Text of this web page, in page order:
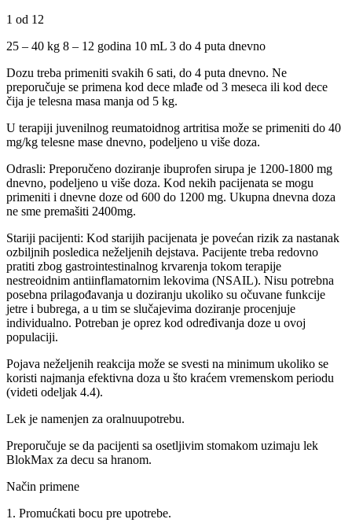
1 od 12
25 – 40 kg 8 – 12 godina 10 mL 3 do 4 puta dnevno
Dozu treba primeniti svakih 6 sati, do 4 puta dnevno. Ne
preporučuje se primena kod dece mlađe od 3 meseca ili kod dece
čija je telesna masa manja od 5 kg.
U terapiji juvenilnog reumatoidnog artritisa može se primeniti do 40
mg/kg telesne mase dnevno, podeljeno u više doza.
Odrasli: Preporučeno doziranje ibuprofen sirupa je 1200-1800 mg
dnevno, podeljeno u više doza. Kod nekih pacijenata se mogu
primeniti i dnevne doze od 600 do 1200 mg. Ukupna dnevna doza
ne sme premašiti 2400mg.
Stariji pacijenti: Kod starijih pacijenata je povećan rizik za nastanak
ozbiljnih posledica neželjenih dejstava. Pacijente treba redovno
pratiti zbog gastrointestinalnog krvarenja tokom terapije
nestreoidnim antiinflamatornim lekovima (NSAIL). Nisu potrebna
posebna prilagođavanja u doziranju ukoliko su očuvane funkcije
jetre i bubrega, a u tim se slučajevima doziranje procenjuje
individualno. Potreban je oprez kod određivanja doze u ovoj
populaciji.
Pojava neželjenih reakcija može se svesti na minimum ukoliko se
koristi najmanja efektivna doza u što kraćem vremenskom periodu
(videti odeljak 4.4).
Lek je namenjen za oralnuupotrebu.
Preporučuje se da pacijenti sa osetljivim stomakom uzimaju lek
BlokMax za decu sa hranom.
Način primene
1. Promućkati bocu pre upotrebe.